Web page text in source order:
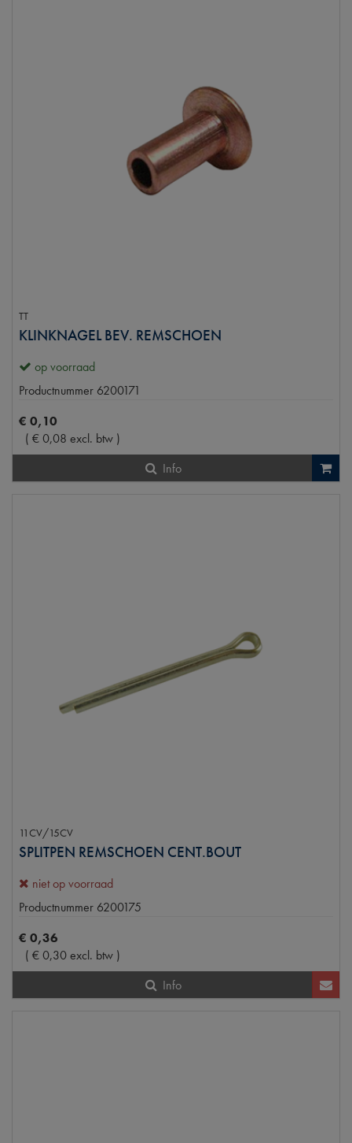
TT
KLINKNAGEL BEV. REMSCHOEN
op voorraad
Productnummer 6200171
€ 0,10
( €0,08 excl. btw )
Info
11CV/15CV
SPLITPEN REMSCHOEN CENT.BOUT
niet op voorraad
Productnummer 6200175
€ 0,36
( €0,30excl. btw )
Info